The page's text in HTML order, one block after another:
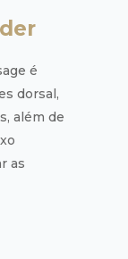
é
dorsal,
além de
as